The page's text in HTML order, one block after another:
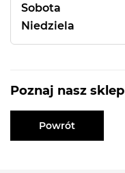
Sobota
Niedziela
Poznaj nasz sklep
Powrót